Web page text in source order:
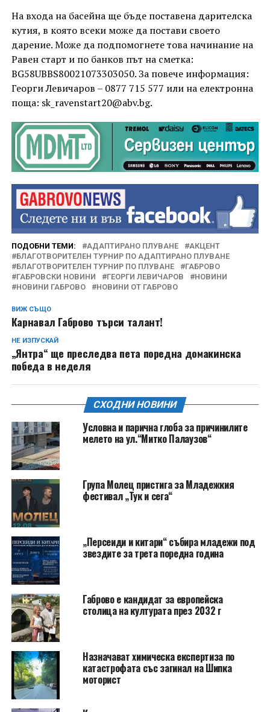
На входа на басейна ще бъде поставена дарителска
кутия, в която всеки може да постави своето
дарение. Може да подпомогнете това начинание на
Равен старт и по банков път на сметка:
BG58UBBS80021073303050. За повече информация:
Георги Левичаров – 0877 715 577 или на електронна
поща: sk_ravenstart20@abv.bg.
ПОДОБНИ ТЕМИ: АДАПТИРАНО ПЛУВАНЕ
АКЦЕНТ
БЛАГОТВОРИТЕЛЕН ТУРНИР ПО АДАПТИРАНО ПЛУВАНЕ
БЛАГОТВОРИТЕЛЕН ТУРНИР ПО ПЛУВАНЕ
ГАБРОВО
ГАБРОВСКИ НОВИНИ
ГЕОРГИ ЛЕВИЧАРОВ
НОВИНИ
НОВИНИ ГАБРОВО
НОВИНИ ОТ ГАБРОВО
ВИЖ СЪЩО
Карнавал Габрово търси талант!
НЕ ИЗПУСКАЙ
„Янтра“ ще преследва пета поредна домакинска
победа в неделя
СХОДНИ НОВИНИ
Условна и парична глоба за причинилите
мелето на ул.“Митко Палаузов“
Група Молец пристига за Младежкия
фестивал „Тук и сега“
„Персеиди и китари“ събира младежи под
звездите за трета поредна година
Габрово е кандидат за европейска
столица на културата през 2032 г
Назначават химическа експертиза по
катастрофата със загинал на Шипка
моторист